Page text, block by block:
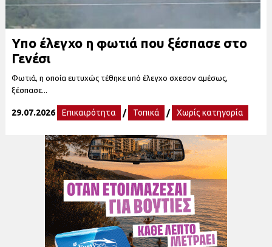
Υπο έλεγχο η φωτιά που ξέσπασε στο
Γενέσι
Φωτιά, η οποία ευτυχώς τέθηκε υπό έλεγχο σχεσον αμέσως,
ξέσπασε...
29.07.2026 Επικαιρότητα / Τοπικά / Χωρίς κατηγορία